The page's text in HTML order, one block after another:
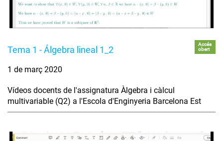
Tema 1 - Álgebra lineal 1_2
Accés
obert
1 de març 2020
Vídeos docents de l'assignatura Àlgebra i càlcul
multivariable (Q2) a l'Escola d'Enginyeria Barcelona Est